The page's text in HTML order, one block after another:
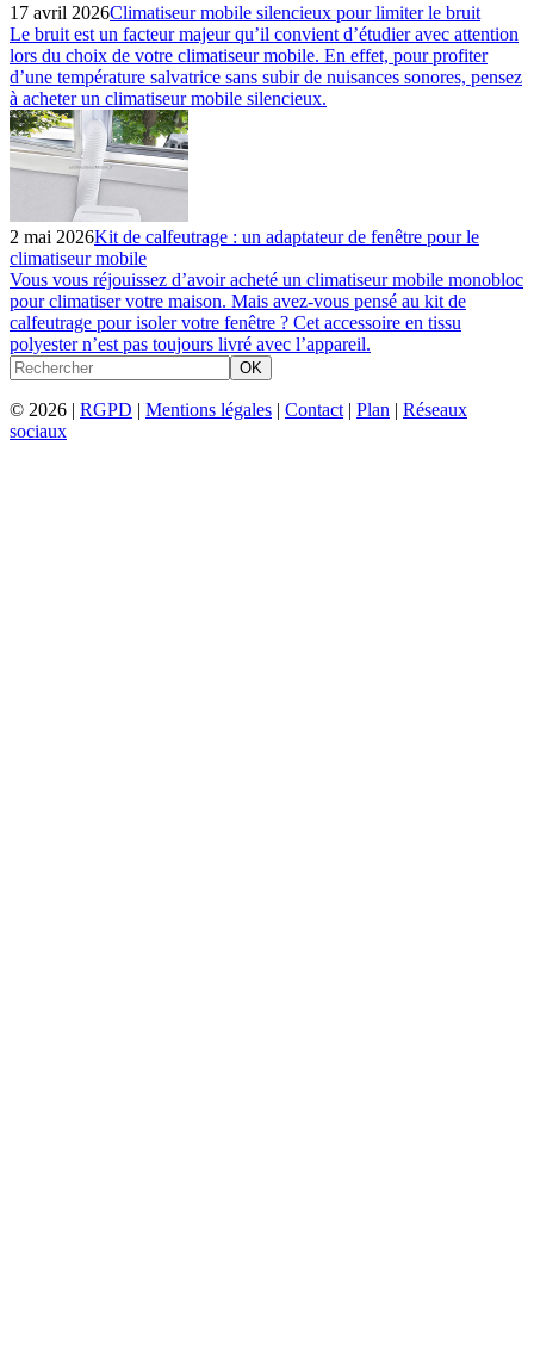
17 avril 2026Climatiseur mobile silencieux pour limiter le bruit
Le bruit est un facteur majeur qu’il convient d’étudier avec attention
lors du choix de votre climatiseur mobile. En effet, pour profiter
d’une température salvatrice sans subir de nuisances sonores, pensez
à acheter un climatiseur mobile silencieux.
2 mai 2026Kit de calfeutrage : un adaptateur de fenêtre pour le
climatiseur mobile
Vous vous réjouissez d’avoir acheté un climatiseur mobile monobloc
pour climatiser votre maison. Mais avez-vous pensé au kit de
calfeutrage pour isoler votre fenêtre ? Cet accessoire en tissu
polyester n’est pas toujours livré avec l’appareil.
OK
© 2026 | RGPD | Mentions légales | Contact | Plan | Réseaux
sociaux